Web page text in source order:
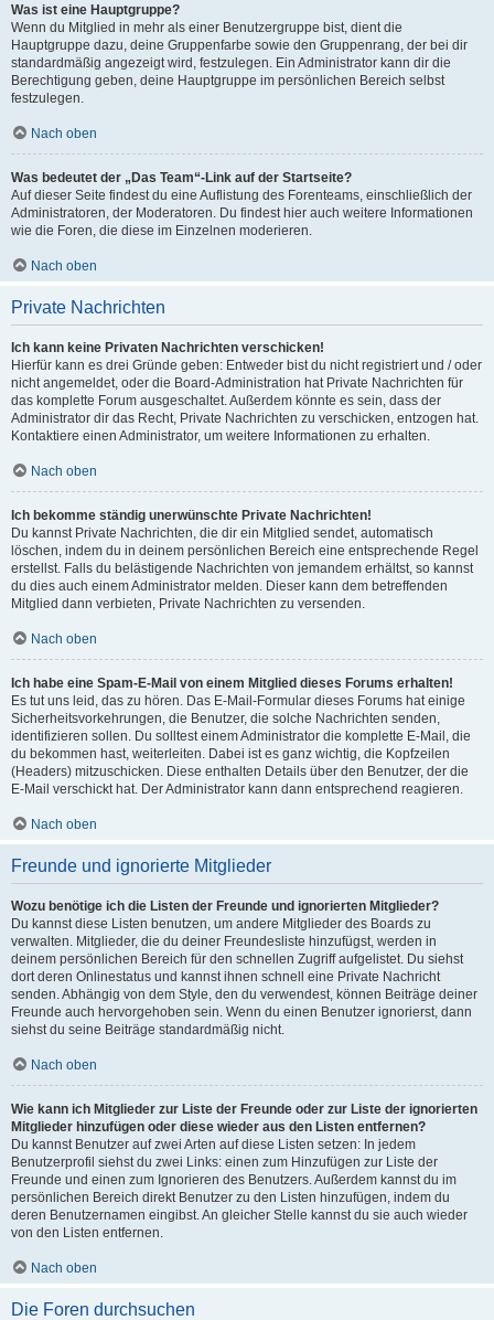
Was ist eine Hauptgruppe?
Wenn du Mitglied in mehr als einer Benutzergruppe bist, dient die
Hauptgruppe dazu, deine Gruppenfarbe sowie den Gruppenrang, der bei dir
standardmäßig angezeigt wird, festzulegen. Ein Administrator kann dir die
Berechtigung geben, deine Hauptgruppe im persönlichen Bereich selbst
festzulegen.
Nach oben
Was bedeutet der „Das Team“-Link auf der Startseite?
Auf dieser Seite findest du eine Auflistung des Forenteams, einschließlich der
Administratoren, der Moderatoren. Du findest hier auch weitere Informationen
wie die Foren, die diese im Einzelnen moderieren.
Nach oben
Private Nachrichten
Ich kann keine Privaten Nachrichten verschicken!
Hierfür kann es drei Gründe geben: Entweder bist du nicht registriert und / oder
nicht angemeldet, oder die Board-Administration hat Private Nachrichten für
das komplette Forum ausgeschaltet. Außerdem könnte es sein, dass der
Administrator dir das Recht, Private Nachrichten zu verschicken, entzogen hat.
Kontaktiere einen Administrator, um weitere Informationen zu erhalten.
Nach oben
Ich bekomme ständig unerwünschte Private Nachrichten!
Du kannst Private Nachrichten, die dir ein Mitglied sendet, automatisch
löschen, indem du in deinem persönlichen Bereich eine entsprechende Regel
erstellst. Falls du belästigende Nachrichten von jemandem erhältst, so kannst
du dies auch einem Administrator melden. Dieser kann dem betreffenden
Mitglied dann verbieten, Private Nachrichten zu versenden.
Nach oben
Ich habe eine Spam-E-Mail von einem Mitglied dieses Forums erhalten!
Es tut uns leid, das zu hören. Das E-Mail-Formular dieses Forums hat einige
Sicherheitsvorkehrungen, die Benutzer, die solche Nachrichten senden,
identifizieren sollen. Du solltest einem Administrator die komplette E-Mail, die
du bekommen hast, weiterleiten. Dabei ist es ganz wichtig, die Kopfzeilen
(Headers) mitzuschicken. Diese enthalten Details über den Benutzer, der die
E-Mail verschickt hat. Der Administrator kann dann entsprechend reagieren.
Nach oben
Freunde und ignorierte Mitglieder
Wozu benötige ich die Listen der Freunde und ignorierten Mitglieder?
Du kannst diese Listen benutzen, um andere Mitglieder des Boards zu
verwalten. Mitglieder, die du deiner Freundesliste hinzufügst, werden in
deinem persönlichen Bereich für den schnellen Zugriff aufgelistet. Du siehst
dort deren Onlinestatus und kannst ihnen schnell eine Private Nachricht
senden. Abhängig von dem Style, den du verwendest, können Beiträge deiner
Freunde auch hervorgehoben sein. Wenn du einen Benutzer ignorierst, dann
siehst du seine Beiträge standardmäßig nicht.
Nach oben
Wie kann ich Mitglieder zur Liste der Freunde oder zur Liste der ignorierten
Mitglieder hinzufügen oder diese wieder aus den Listen entfernen?
Du kannst Benutzer auf zwei Arten auf diese Listen setzen: In jedem
Benutzerprofil siehst du zwei Links: einen zum Hinzufügen zur Liste der
Freunde und einen zum Ignorieren des Benutzers. Außerdem kannst du im
persönlichen Bereich direkt Benutzer zu den Listen hinzufügen, indem du
deren Benutzernamen eingibst. An gleicher Stelle kannst du sie auch wieder
von den Listen entfernen.
Nach oben
Die Foren durchsuchen